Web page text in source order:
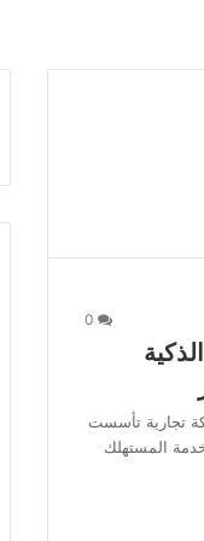
تجارية تأسست
المستهلك